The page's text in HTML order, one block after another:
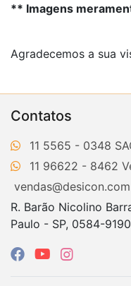
** Imagens
Agradecemos a sua
Contatos
11 5565 - 0348
11 96622 - 8462
R. Barão Nicolino
Paulo - SP, 0584-9190